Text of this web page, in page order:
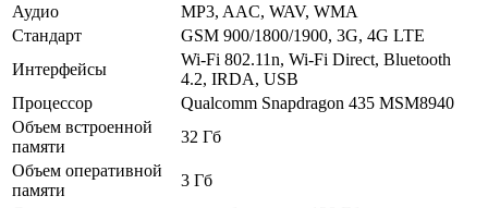
Аудио
MP3, AAC, WAV, WMA
Стандарт
GSM 900/1800/1900, 3G, 4G LTE
Интерфейсы
Wi-Fi 802.11n, Wi-Fi Direct, Bluetooth
4.2, IRDA, USB
Процессор
Qualcomm Snapdragon 435 MSM8940
Объем встроенной
памяти
32 Гб
Объем оперативной
памяти
3 Гб